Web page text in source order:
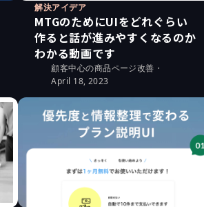
解決アイデア
MTGのためにUIをどれぐらい
作ると話が進みやすくなるのか
わかる動画です
顧客中心の商品ページ改善 ・
April 18, 2023